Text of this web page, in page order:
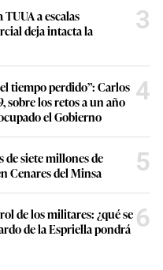
a escalas
deja intacta la
3
tiempo perdido”: Carlos
sobre los retos a un año
el Gobierno
4
de siete millones de
Cenares del Minsa
5
de los militares: ¿qué se
de la Espriella pondrá 6